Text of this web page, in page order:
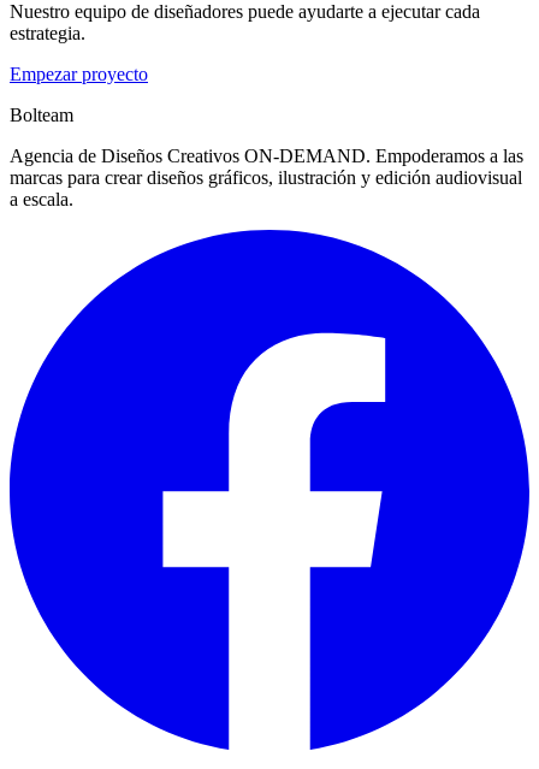
Nuestro equipo de diseñadores puede ayudarte a ejecutar cada
estrategia.
Empezar proyecto
Bolteam
Agencia de Diseños Creativos ON-DEMAND. Empoderamos a las
marcas para crear diseños gráficos, ilustración y edición audiovisual
a escala.